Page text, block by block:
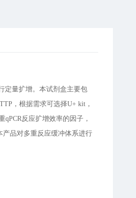
定量扩增。本试剂盒主要包
，根据需求可选择U+ kit，
反应扩增效率的因子，
品对多重反应缓冲体系进行